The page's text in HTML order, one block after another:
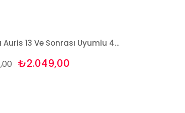
Toyota Auris 13 Ve Sonrası Uyumlu 4D Premium Paspas Bizymo
₺2.049,00